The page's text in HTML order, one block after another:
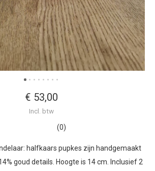
€ 53,00
Incl. btw
(0)
halfkaars pupkes zijn handgemaakt
goud details. Hoogte is 14 cm. Inclusief 2